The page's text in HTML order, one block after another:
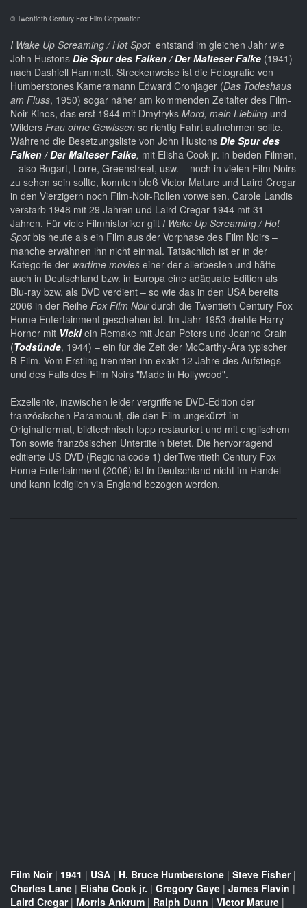
© Twentieth Century Fox Film Corporation
I Wake Up Screaming / Hot Spot entstand im gleichen Jahr wie
John Hustons Die Spur des Falken / Der Malteser Falke (1941)
nach Dashiell Hammett. Streckenweise ist die Fotografie von
Humberstones Kameramann Edward Cronjager (Das Todeshaus
am Fluss, 1950) sogar näher am kommenden Zeitalter des Film-
Noir-Kinos, das erst 1944 mit Dmytryks Mord, mein Liebling und
Wilders Frau ohne Gewissen so richtig Fahrt aufnehmen sollte.
Während die Besetzungsliste von John Hustons Die Spur des
Falken / Der Malteser Falke, mit Elisha Cook jr. in beiden Filmen,
– also Bogart, Lorre, Greenstreet, usw. – noch in vielen Film Noirs
zu sehen sein sollte, konnten bloß Victor Mature und Laird Cregar
in den Vierzigern noch Film-Noir-Rollen vorweisen. Carole Landis
verstarb 1948 mit 29 Jahren und Laird Cregar 1944 mit 31
Jahren. Für viele Filmhistoriker gilt I Wake Up Screaming / Hot
Spotbis heute als ein Film aus der Vorphase des Film Noirs –
manche erwähnen ihn nicht einmal. Tatsächlich ist er in der
Kategorie der wartime movies einer der allerbesten und hätte
auch in Deutschland bzw. in Europa eine adäquate Edition als
Blu-ray bzw. als DVD verdient – so wie das in den USA bereits
2006 in der Reihe Fox Film Noirdurch die Twentieth Century Fox
Home Entertainment geschehen ist. Im Jahr 1953 drehte Harry
Horner mit Vickiein Remake mit Jean Peters und Jeanne Crain
(Todsünde, 1944) – ein für die Zeit der McCarthy-Ära typischer
B-Film. Vom Erstling trennten ihn exakt 12 Jahre des Aufstiegs
und des Falls des Film Noirs "Made in Hollywood".
Exzellente, inzwischen leider vergriffene DVD-Edition der
französischen Paramount, die den Film ungekürzt im
Originalformat, bildtechnisch topp restauriert und mit englischem
Ton sowie französischen Untertiteln bietet. Die hervorragend
editierte US-DVD (Regionalcode 1) derTwentieth Century Fox
Home Entertainment (2006) ist in Deutschland nicht im Handel
und kann lediglich via England bezogen werden.
Film Noir| 1941 | USA | H. Bruce Humberstone | Steve Fisher|
Charles Lane | Elisha Cook jr. | Gregory Gaye | James Flavin |
Laird Cregar| Morris Ankrum | Ralph Dunn | Victor Mature |